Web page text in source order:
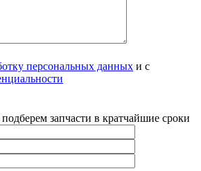
персональных данных и с
запчасти в кратчайшие сроки